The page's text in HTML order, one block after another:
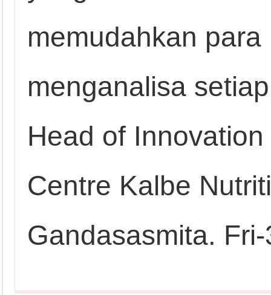
memudahkan
menganalisa
Head of
Centre Kalbe
Gandasasmita.